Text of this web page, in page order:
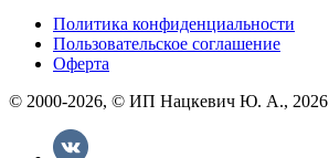
Политика конфиденциальности
Пользовательское соглашение
Оферта
© 2000-2026, © ИП Нацкевич Ю. А., 2026